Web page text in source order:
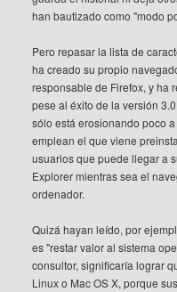
han bautizado como "modo
Pero repasar la lista de
ha creado su propio
responsable de Firefox, y ha
pese al éxito de la versión
sólo está erosionando poco
emplean el que viene
usuarios que puede llegar a
Explorer mientras sea el
ordenador.
Quizá hayan leído, por
es "restar valor al sistema
consultor, significaría lograr
Linux o Mac OS X, porque